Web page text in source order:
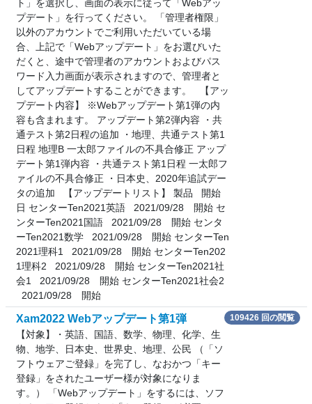
ト」を選択し、画面の表示に従って「Webアッ
プデート」を行ってください。 「管理者権限」
以外のアカウントでご利用いただいている場
合、上記で「Webアップデート」をお選びいた
だくと、途中で管理者のアカウントおよびパス
ワード入力画面が表示されますので、管理者と
してアップデートすることができます。 【アッ
プデート内容】 ※Webアップデート第1弾の内
容も含まれます。 アップデート第2弾内容 ・共
通テスト第2日程の追加 ・地理、共通テスト第1
日程 地理B 一太郎ファイルの不具合修正 アップ
デート第1弾内容 ・共通テスト第1日程 一太郎フ
ァイルの不具合修正 ・日本史、2020年追試デー
タの追加 【アップデートリスト】 製品 開始
日 センターTen2021英語 2021/09/28 開始 セ
ンターTen2021国語 2021/09/28 開始 センタ
ーTen2021数学 2021/09/28 開始 センターTen
2021理科1 2021/09/28 開始 センターTen202
1理科2 2021/09/28 開始 センターTen2021社
会1 2021/09/28 開始 センターTen2021社会2
2021/09/28 開始
Xam2022 Webアップデート第1弾
【対象】・英語、国語、数学、物理、化学、生
物、地学、日本史、世界史、地理、公民 （「ソ
フトウェアご登録」を完了し、なおかつ「キー
登録」をされたユーザー様が対象になりま
す。） 「Webアップデート」をするには、ソフ
109426 回の閲覧